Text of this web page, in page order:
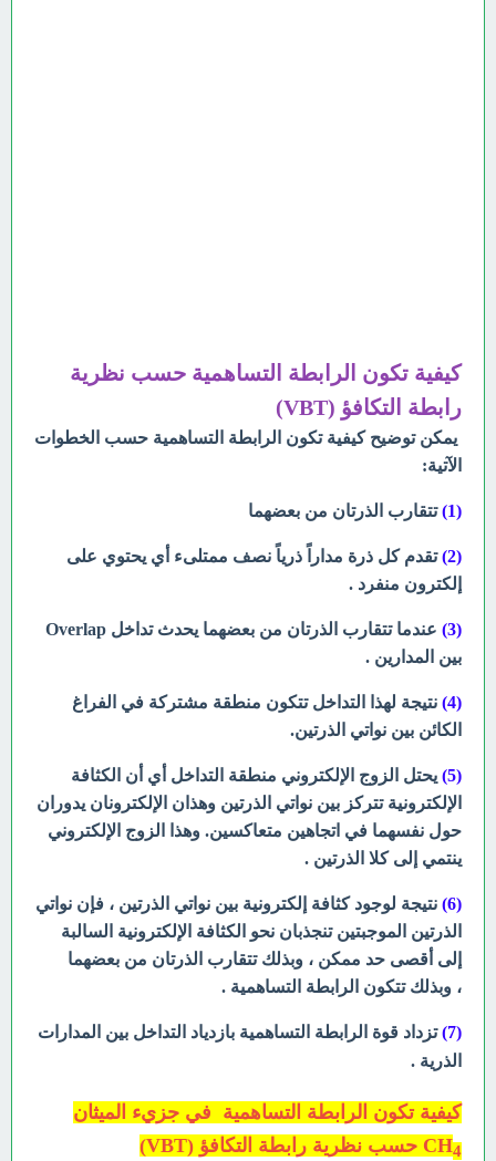
كيفية تكون الرابطة التساهمية حسب نظرية
رابطة التكافؤ (VBT)
يمكن توضيح كيفية تكون الرابطة التساهمية حسب الخطوات
الآتية:
(1) تتقارب الذرتان من بعضهما
(2)
تقدم كل ذرة مداراً ذرياً نصف ممتلىء أي يحتوي على
إلكترون منفرد .
(3)
عندما تتقارب الذرتان من بعضهما يحدث تداخل Overlap
بين المدارين .
(4)
نتيجة لهذا التداخل تتكون منطقة مشتركة في الفراغ
الكائن بين نواتي الذرتين.
(5)
يحتل الزوج الإلكتروني منطقة التداخل أي أن الكثافة
الإلكترونية تتركز بين نواتي الذرتين وهذان الإلكترونان يدوران
حول نفسهما في اتجاهين متعاكسين. وهذا الزوج الإلكتروني
ينتمي إلى كلا الذرتين .
(6)
نتيجة لوجود كثافة إلكترونية بين نواتي الذرتين ، فإن نواتي
الذرتين الموجبتين تنجذبان نحو الكثافة الإلكترونية السالبة
إلى أقصى حد ممكن ، وبذلك تتقارب الذرتان من بعضهما
، وبذلك تتكون الرابطة التساهمية .
(7)
تزداد قوة الرابطة التساهمية بازدياد التداخل بين المدارات
الذرية .
كيفية تكون الرابطة التساهمية في جزيء الميثان
CH4 حسب نظرية رابطة التكافؤ (VBT)